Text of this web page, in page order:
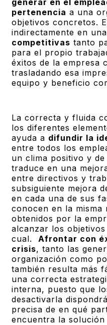
generar en el
pertenencia a una
objetivos concretos.
indirectamente en
competitivas tanto
para el propio
éxitos de la empresa
trasladando esa
equipo y beneficio
La correcta y fluida
los diferentes
ayuda a difundir la
entre todos los
un clima positivo y
traduce en una
entre directivos y
subsiguiente mejora
en cada una de sus
conocen en la misma
obtenidos por la
alcanzar los
cual. Afrontar con
crisis, tanto las
organización como
también resulta más
una correcta
interna, puesto que
desactivarla
precisa de en qué
encuentra la